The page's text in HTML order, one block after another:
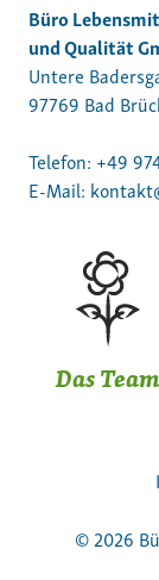
Büro
und Qualität
Untere
97769 Bad
Telefon: +49
E-Mail:
Das Team
© 2026